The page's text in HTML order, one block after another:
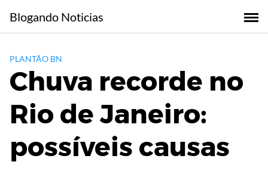
content
Blogando Noticias
PLANTÃO BN
Chuva recorde no
Rio de Janeiro:
possíveis causas